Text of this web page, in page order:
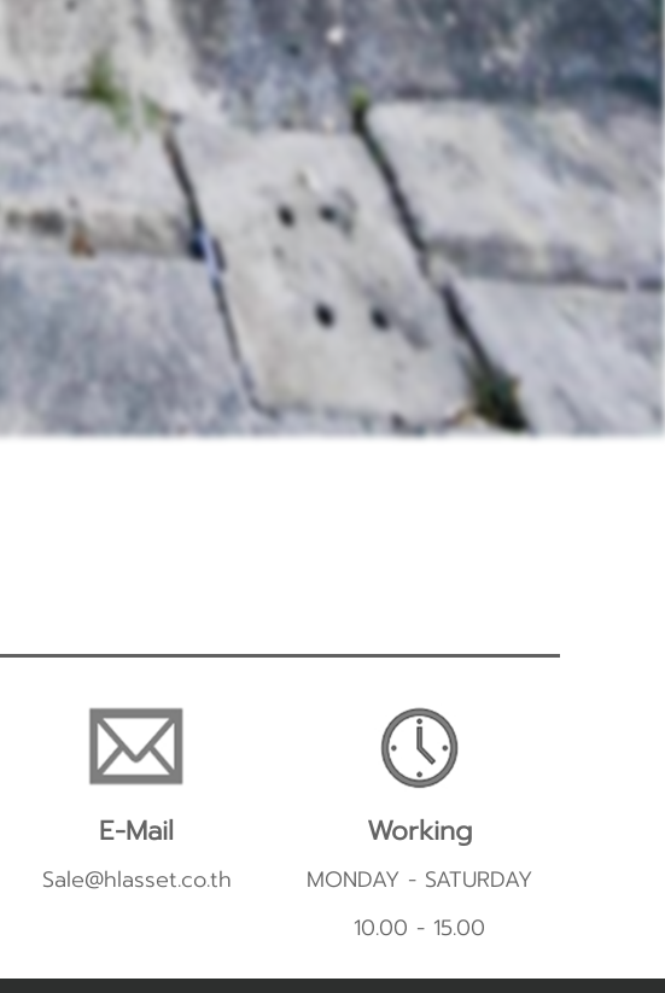
ส่งข้อมูล
LikeShare
E-Mail
Sale@hlasset.co.th
Working
MONDAY - SATURDAY
10.00 - 15.00